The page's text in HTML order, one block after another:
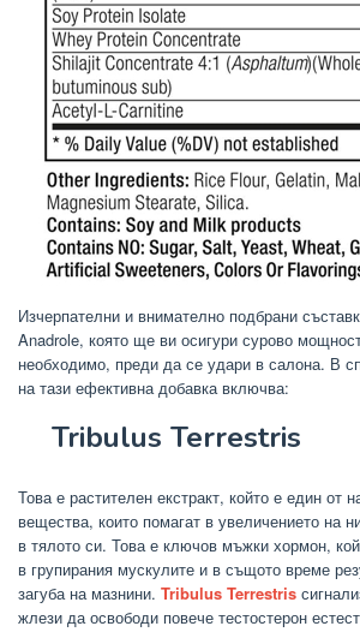
Изчерпателни и внимателно подбрани
Anadrole, която ще ви осигури сурово
необходимо, преди да се удари в салона. В
на тази ефективна добавка включва:
Tribulus Terrestris
Това е растителен екстракт, който е един от
вещества, които помагат в увеличението на
в тялото си. Това е ключов мъжки хормон,
в групирания мускулите и в същото време
загуба на мазнини. Tribulus Terrestris
жлези да освободи повече тестостерон